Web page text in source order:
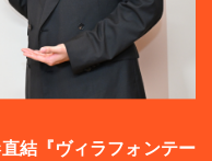
結『ヴィラフォンテー